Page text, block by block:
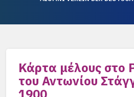
Κάρτα μέλους στο
του Αντωνίου